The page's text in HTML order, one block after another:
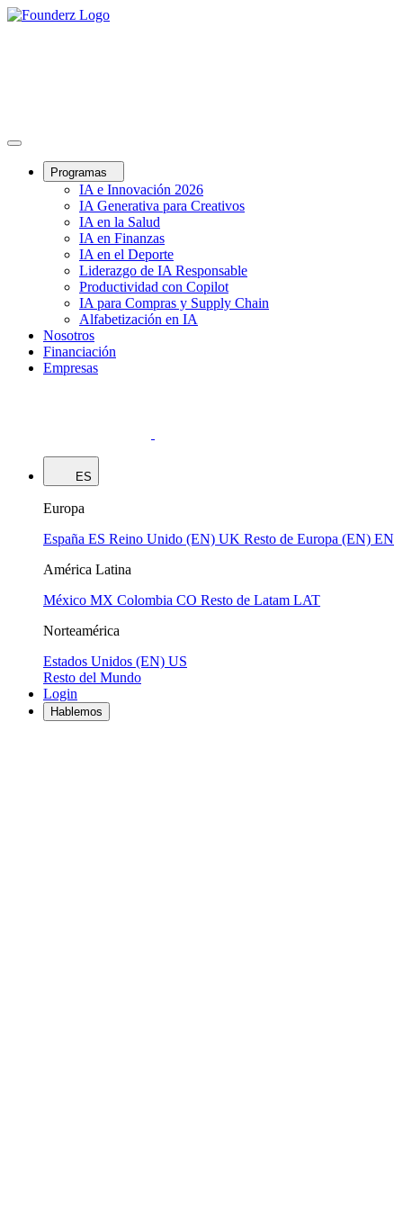
Programas
IA e Innovación 2026
IA Generativa para Creativos
IA en la Salud
IA en Finanzas
IA en el Deporte
Liderazgo de IA Responsable
Productividad con Copilot
IA para Compras y Supply Chain
Alfabetización en IA
Nosotros
Financiación
Empresas
ES
Europa
España ES Reino Unido (EN) UK Resto de Europa (EN) EN
América Latina
México MX Colombia CO Resto de Latam LAT
Norteamérica
Estados Unidos (EN) US
Resto del Mundo
Login
Hablemos